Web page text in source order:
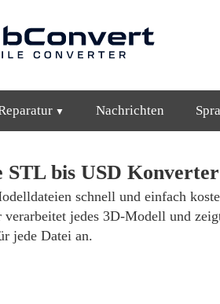
Nachrichten
STL bis USD Konverter
schnell und einfach
jedes 3D-Modell und
jede Datei an.